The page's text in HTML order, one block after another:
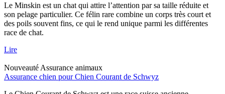
Le Minskin est un chat qui attire l’attention par sa taille réduite et
son pelage particulier. Ce félin rare combine un corps très court et
des poils souvent fins, ce qui le rend unique parmi les différentes
race de chat.
Lire
Nouveauté Assurance animaux
Assurance chien pour Chien Courant de Schwyz